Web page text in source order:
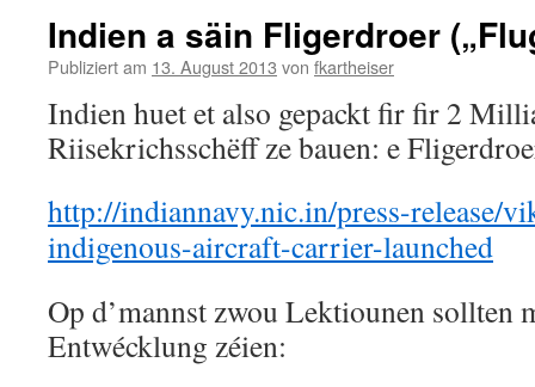
Indien a säin Fligerdroer
Publiziert am 13. August 2013 von fkartheiser
Indien huet et also gepackt fir fir 2
Riisekrichsschëff ze bauen: e
http://indiannavy.nic.in/press-release/
indigenous-aircraft-carrier-launched
Op d’mannst zwou Lektiounen sollten
Entwécklung zéien: